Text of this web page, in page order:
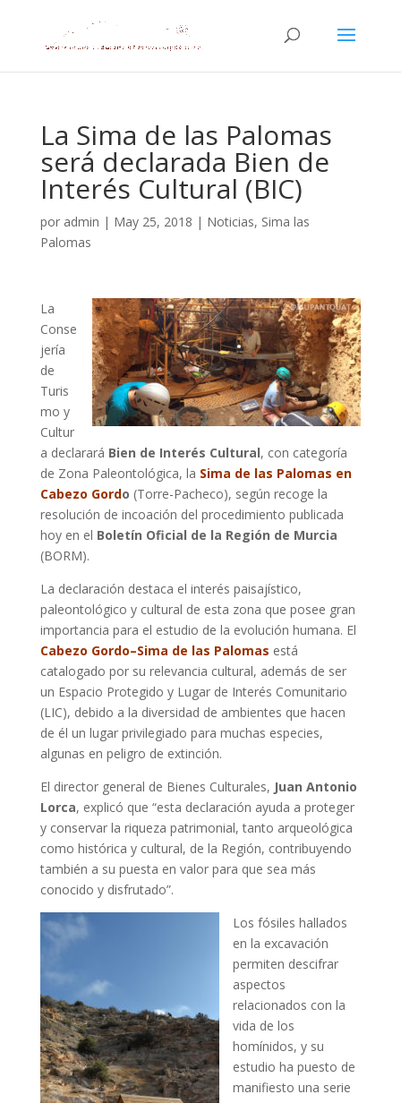
La Sima de las Palomas
será declarada Bien de
Interés Cultural (BIC)
por admin | May 25, 2018 | Noticias, Sima las
Palomas
La
Conse
jería
de
Turis
mo y
Cultur
a declarará Bien de Interés Cultural, con categoría
de Zona Paleontológica, la Sima de las Palomas en
Cabezo Gordo (Torre-Pacheco), según recoge la
resolución de incoación del procedimiento publicada
hoy en el Boletín Oficial de la Región de Murcia
(BORM).
La declaración destaca el interés paisajístico,
paleontológico y cultural de esta zona que posee gran
importancia para el estudio de la evolución humana. El
Cabezo Gordo–Sima de las Palomas está
catalogado por su relevancia cultural, además de ser
un Espacio Protegido y Lugar de Interés Comunitario
(LIC), debido a la diversidad de ambientes que hacen
de él un lugar privilegiado para muchas especies,
algunas en peligro de extinción.
El director general de Bienes Culturales, Juan Antonio
Lorca, explicó que “esta declaración ayuda a proteger
y conservar la riqueza patrimonial, tanto arqueológica
como histórica y cultural, de la Región, contribuyendo
también a su puesta en valor para que sea más
conocido y disfrutado”.
Los fósiles hallados
en la excavación
permiten descifrar
aspectos
relacionados con la
vida de los
homínidos, y su
estudio ha puesto de
manifiesto una serie